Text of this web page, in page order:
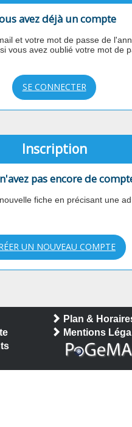
avez déjà un compte
et votre mot de passe de
si vous avez oublié votre mot de
SE CONNECTER
Inscription
pas encore de
fiche en précisant une
UN NOUVEAU COMPTE
Plan &
Mentions